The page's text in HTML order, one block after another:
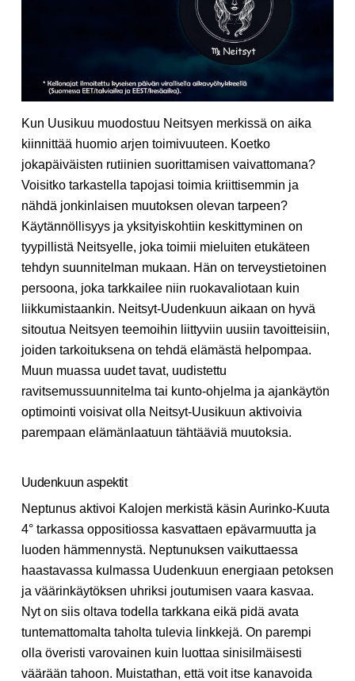
Kun Uusikuu muodostuu Neitsyen merkissä on aika
kiinnittää huomio arjen toimivuuteen. Koetko
jokapäiväisten rutiinien suorittamisen vaivattomana?
Voisitko tarkastella tapojasi toimia kriittisemmin ja
nähdä jonkinlaisen muutoksen olevan tarpeen?
Käytännöllisyys ja yksityiskohtiin keskittyminen on
tyypillistä Neitsyelle, joka toimii mieluiten etukäteen
tehdyn suunnitelman mukaan. Hän on terveystietoinen
persoona, joka tarkkailee niin ruokavaliotaan kuin
liikkumistaankin. Neitsyt-Uudenkuun aikaan on hyvä
sitoutua Neitsyen teemoihin liittyviin uusiin tavoitteisiin,
joiden tarkoituksena on tehdä elämästä helpompaa.
Muun muassa uudet tavat, uudistettu
ravitsemussuunnitelma tai kunto-ohjelma ja ajankäytön
optimointi voisivat olla Neitsyt-Uusikuun aktivoivia
parempaan elämänlaatuun tähtääviä muutoksia.
Uudenkuun aspektit
Neptunus aktivoi Kalojen merkistä käsin Aurinko-Kuuta
4° tarkassa oppositiossa kasvattaen epävarmuutta ja
luoden hämmennystä. Neptunuksen vaikuttaessa
haastavassa kulmassa Uudenkuun energiaan petoksen
ja väärinkäytöksen uhriksi joutumisen vaara kasvaa.
Nyt on siis oltava todella tarkkana eikä pidä avata
tuntemattomalta taholta tulevia linkkejä. On parempi
olla överisti varovainen kuin luottaa sinisilmäisesti
väärään tahoon. Muistathan, että voit itse kanavoida